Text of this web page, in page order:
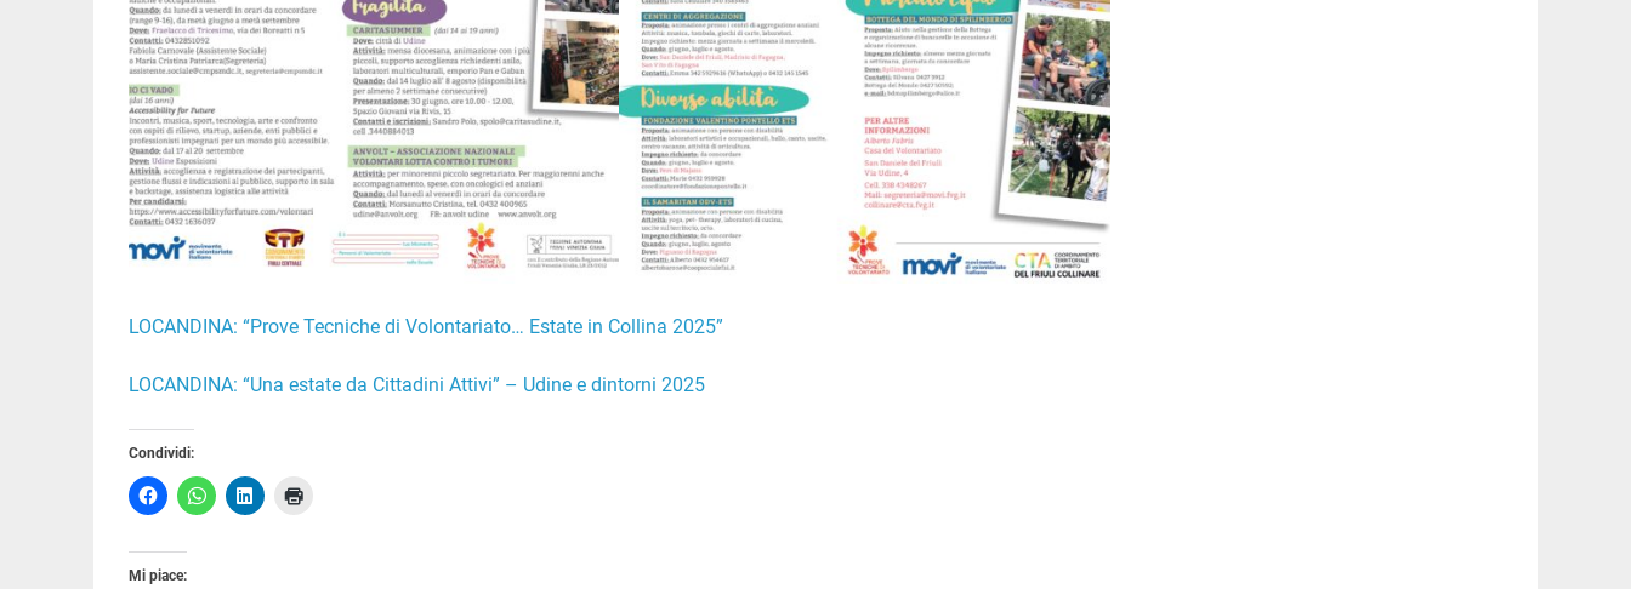
LOCANDINA: “Prove Tecniche di Volontariato… Estate in Collina 2025”
LOCANDINA: “Una estate da Cittadini Attivi” – Udine e dintorni 2025
Condividi:
Mi piace: